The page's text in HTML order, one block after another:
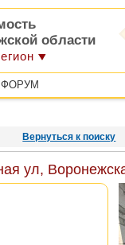
области
ФОРУМ
Вернуться к поиску
ул,